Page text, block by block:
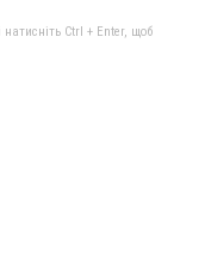
Ctrl + Enter, щоб